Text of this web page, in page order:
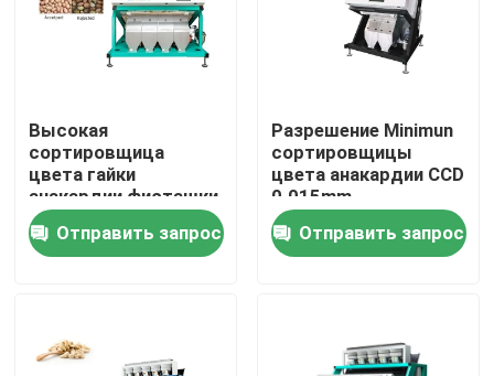
Продукты
О нас
Высокая
сортировщица
цвета гайки
анакардии фисташки
разрешения
Отправить запрос
Разрешение Minimun
сортировщицы
цвета анакардии CCD
0.015mm
Отправить запрос